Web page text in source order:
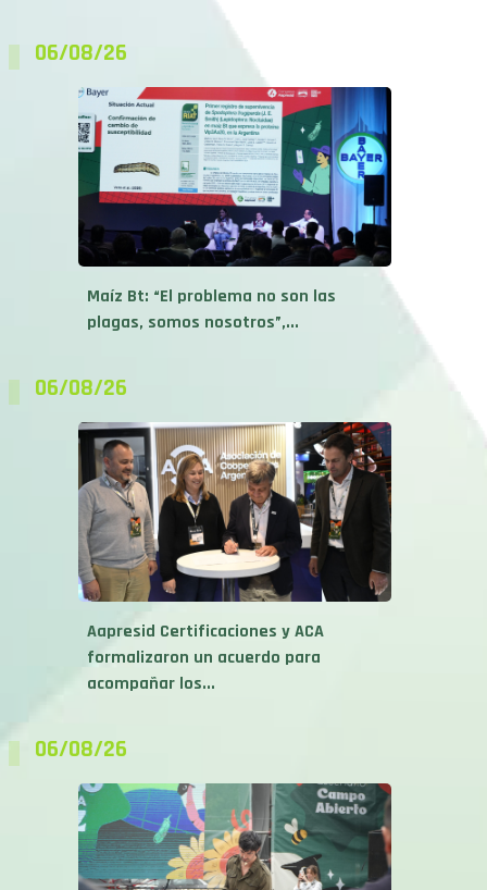
06/08/26
Maíz Bt: “El problema no son las
plagas, somos nosotros”,...
06/08/26
Aapresid Certificaciones y ACA
formalizaron un acuerdo para
acompañar los...
06/08/26